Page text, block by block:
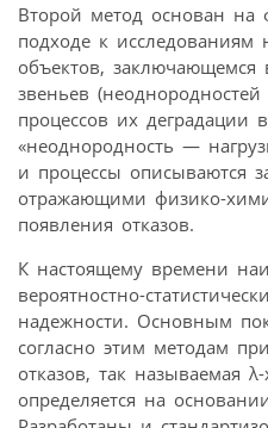
Второй метод основан на
подходе к исследованиям
объектов,
звеньев
процессов их деградации
«неоднородность —
и процессы описываются
отражающими физико-
появления отказов.
К настоящему времени
вероятностно-
надежности. Основным
согласно этим методам
отказов, так называемая
определяется на